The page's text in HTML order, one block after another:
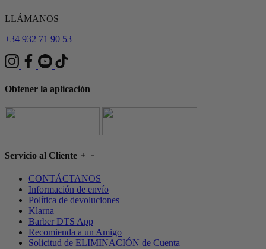
LLÁMANOS
+34 932 71 90 53
Obtener la aplicación
Servicio al Cliente
CONTÁCTANOS
Información de envío
Política de devoluciones
Klarna
Barber DTS App
Recomienda a un Amigo
Solicitud de ELIMINACIÓN de Cuenta